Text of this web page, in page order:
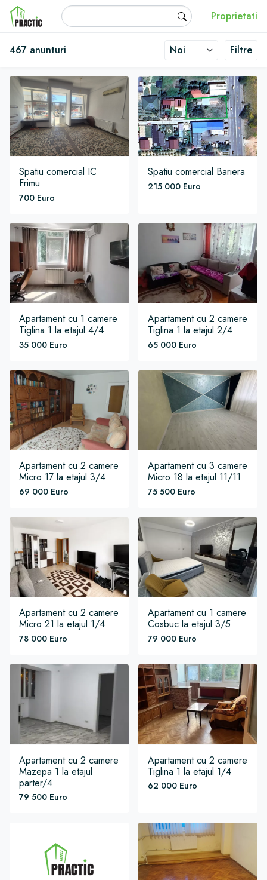
Skip to main content
Practic Imobiliare
Proprietati
Fulltext search
467 anunturi Filtre
Sorteaza dupa
Spatiu comercial IC
Frimu
700 Euro
Spatiu comercial Bariera
215 000 Euro
Apartamentcu 1 camere
Tiglina 1 la etajul 4/4
35 000 Euro
Apartamentcu 2 camere
Tiglina 1 la etajul 2/4
65 000 Euro
Apartamentcu 2 camere
Micro 17 la etajul 3/4
69 000 Euro
Apartamentcu 3 camere
Micro 18 la etajul 11/11
75 500 Euro
Apartamentcu 2 camere
Micro 21 la etajul 1/4
78 000 Euro
Apartamentcu 1 camere
Cosbuc la etajul 3/5
79 000 Euro
Apartamentcu 2 camere
Mazepa 1 la etajul
parter/4
79 500 Euro
Apartamentcu 2 camere
Tiglina 1 la etajul 1/4
62 000 Euro